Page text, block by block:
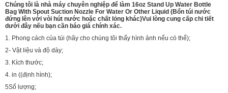
Chúng tôi là nhà máy chuyên nghiệp để làm 16oz Stand Up Water Bottle
Bag With Spout Suction Nozzle For Water Or Other Liquid (Bổn túi nước
đứng lên với vòi hút nước hoặc chất lỏng khác)Vui lòng cung cấp chi tiết
dưới đây nếu bạn cần báo giá chính xác.
1. Phong cách của túi (hãy cho chúng tôi thấy hình ảnh nếu có thể);
2- Vật liệu và độ dày;
3. Kích thước;
4. in ((định hình);
5Số lượng;